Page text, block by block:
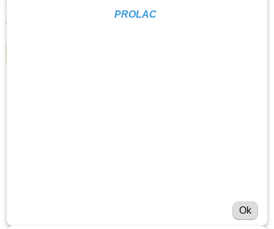
Troton Polyester Repair glasvezel plamuur Set 250 ml De…
€ 14,06
PROLAC
Ok